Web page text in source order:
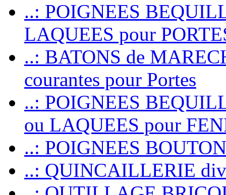
..: POIGNEES
LAQUEES pour
..: BATONS de
courantes pour Portes
..: POIGNEES
ou LAQUEES pour
..: POIGNEES
..: QUINCAILLERIE